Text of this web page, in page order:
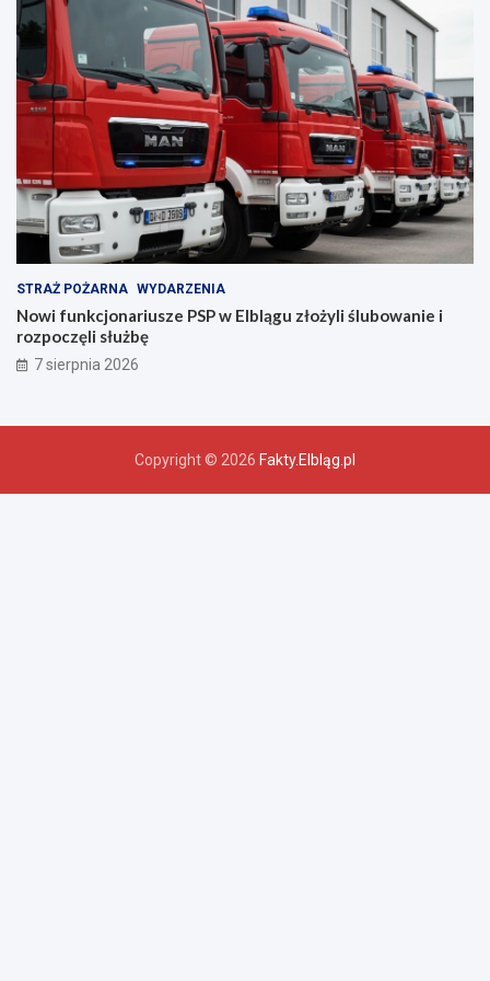
z
e
ń
s
t
w
STRAŻ POŻARNA WYDARZENIA
Nowi funkcjonariusze PSP w Elblągu złożyli ślubowanie i
rozpoczęli służbę
7 sierpnia 2026
Copyright © 2026 Fakty.Elbląg.pl